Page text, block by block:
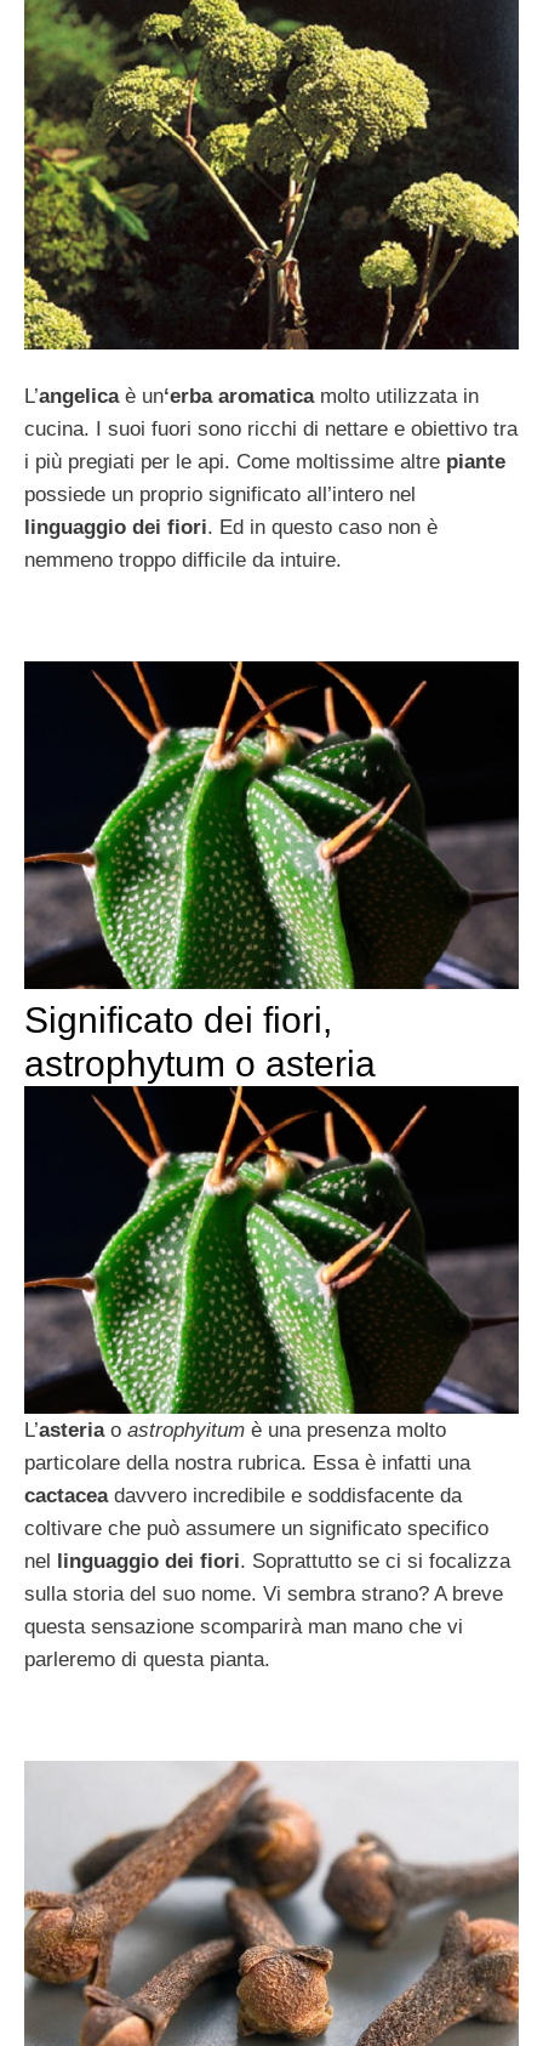
L’angelicaè un‘erba aromaticamolto utilizzata in
cucina. I suoi fuori sono ricchi di nettare e obiettivo tra
i più pregiati per le api. Come moltissime altre piante
possiede un proprio significato all’intero nel
linguaggio dei fiori. Ed in questo caso non è
nemmeno troppo difficile da intuire.
Significato dei fiori,
astrophytum o asteria
L’asteriao astrophyitum è una presenza molto
particolare della nostra rubrica. Essa è infatti una
cactaceadavvero incredibile e soddisfacente da
coltivare che può assumere un significato specifico
nel
linguaggio dei fiori. Soprattutto se ci si focalizza
sulla storia del suo nome. Vi sembra strano? A breve
questa sensazione scomparirà man mano che vi
parleremo di questa pianta.